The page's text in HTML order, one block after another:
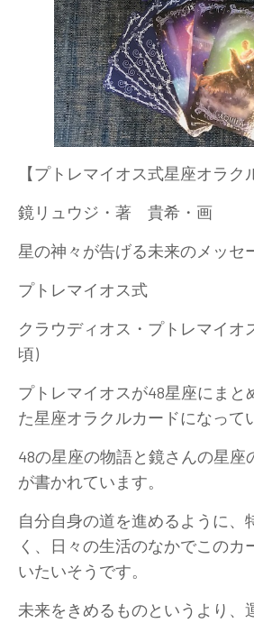
【プトレマイオス式星座オラク
鏡リュウジ・著 貴希・画
星の神々が告げる未来のメッセ
プトレマイオス式
クラウディオス・プトレマイオ
頃)
プトレマイオスが48星座にまと
た星座オラクルカードになって
48の星座の物語と鏡さんの星座
が書かれています。
自分自身の道を進めるように、
く、日々の生活のなかでこのカ
いたいそうです。
未来をきめるものというより、